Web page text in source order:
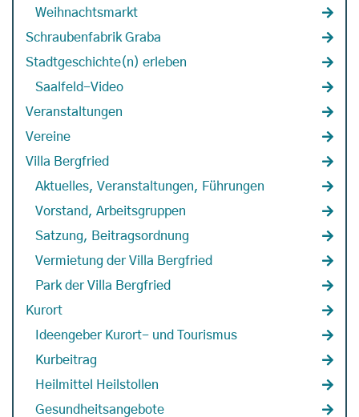
Weihnachtsmarkt
Schraubenfabrik Graba
Stadtgeschichte(n) erleben
Saalfeld-Video
Veranstaltungen
Vereine
Villa Bergfried
Aktuelles, Veranstaltungen, Führungen
Vorstand, Arbeitsgruppen
Satzung, Beitragsordnung
Vermietung der Villa Bergfried
Park der Villa Bergfried
Kurort
Ideengeber Kurort- und Tourismus
Kurbeitrag
Heilmittel Heilstollen
Gesundheitsangebote